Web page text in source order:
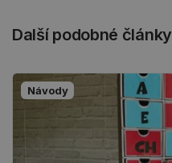
Další podobné články
Návody